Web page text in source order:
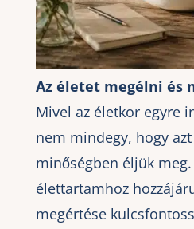
Az életet megélni és
Mivel az életkor egyre
nem mindegy, hogy
minőségben éljük meg.
élettartamhoz
megértése